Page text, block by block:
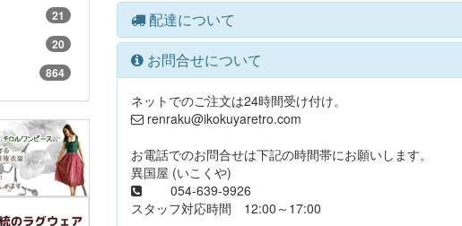
配達について
お問合せについて
ネットでのご注文は24時間受け付け。
renraku@ikokuyaretro.com
お電話でのお問合せは下記の時間帯にお願いします。
異国屋 (いこくや)
054-639-9926
スタッフ対応時間 12:00～17:00
21
20
864